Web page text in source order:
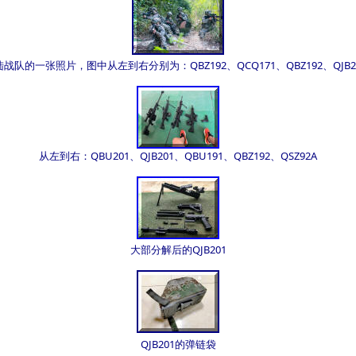
队的一张照片，图中从左到右分别为：QBZ192、QCQ171、QBZ192、
从左到右：QBU201、QJB201、QBU191、QBZ192、QSZ92A
大部分解后的QJB201
QJB201的弹链袋